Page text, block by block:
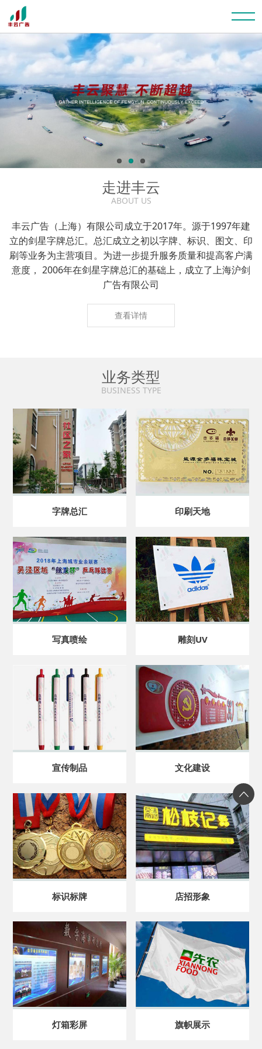
走进丰云
ABOUT US
丰云广告（上海）有限公司成立于2017年。源于1997年建
立的剑星字牌总汇。总汇成立之初以字牌、标识、图文、印
刷等业务为主营项目。为进一步提升服务质量和提高客户满
意度， 2006年在剑星字牌总汇的基础上，成立了上海沪剑
广告有限公司
查看详情
业务类型
BUSINESS TYPE
字牌总汇 印刷天地
写真喷绘 雕刻UV
宣传制品 文化建设
标识标牌 店招形象
灯箱彩屏 旗帜展示